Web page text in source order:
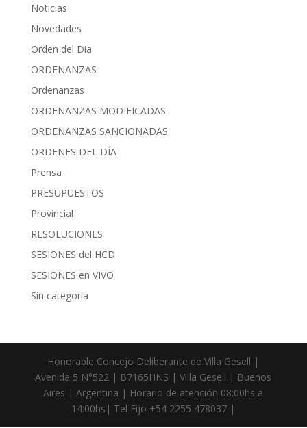
Noticias
Novedades
Orden del Dia
ORDENANZAS
Ordenanzas
ORDENANZAS MODIFICADAS
ORDENANZAS SANCIONADAS
ORDENES DEL DÍA
Prensa
PRESUPUESTOS
Provincial
RESOLUCIONES
SESIONES del HCD
SESIONES en VIVO
Sin categoría
Honorable Concejo Deliberante de Villa Gesell |
Avenida 5 N°522 | B7165HNS | Villa Gesell | Buenos
Aires | Argentina | Horario de atención 08:00hs a
14:00hs| Tel Fijo +54 2255 478037 |